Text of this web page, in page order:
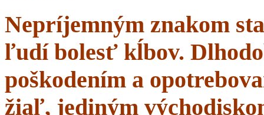
Nepríjemným znakom
ľudí bolesť kĺbov.
poškodením a
žiaľ, jediným